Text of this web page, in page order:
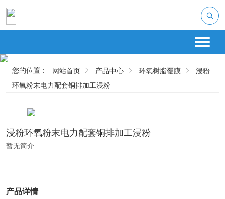
您的位置： 网站首页 产品中心 环氧树脂覆膜
浸粉
环氧粉末电力配套铜排加工浸粉
浸粉环氧粉末电力配套铜排加工浸粉
暂无简介
产品详情